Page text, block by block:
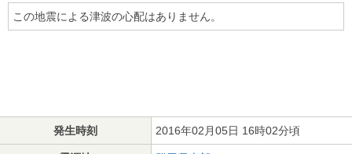
この地震による津波の心配はありません。
発生時刻 2016年02月05日 16時02分頃